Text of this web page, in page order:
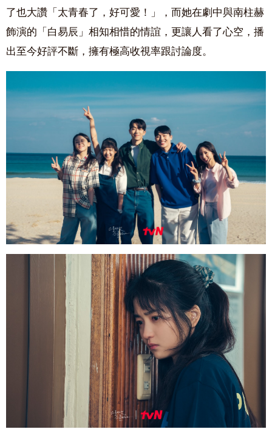
了也大讚「太青春了，好可愛！」，而她在劇中與南柱赫
飾演的「白易辰」相知相惜的情誼，更讓人看了心空，播
出至今好評不斷，擁有極高收視率跟討論度。